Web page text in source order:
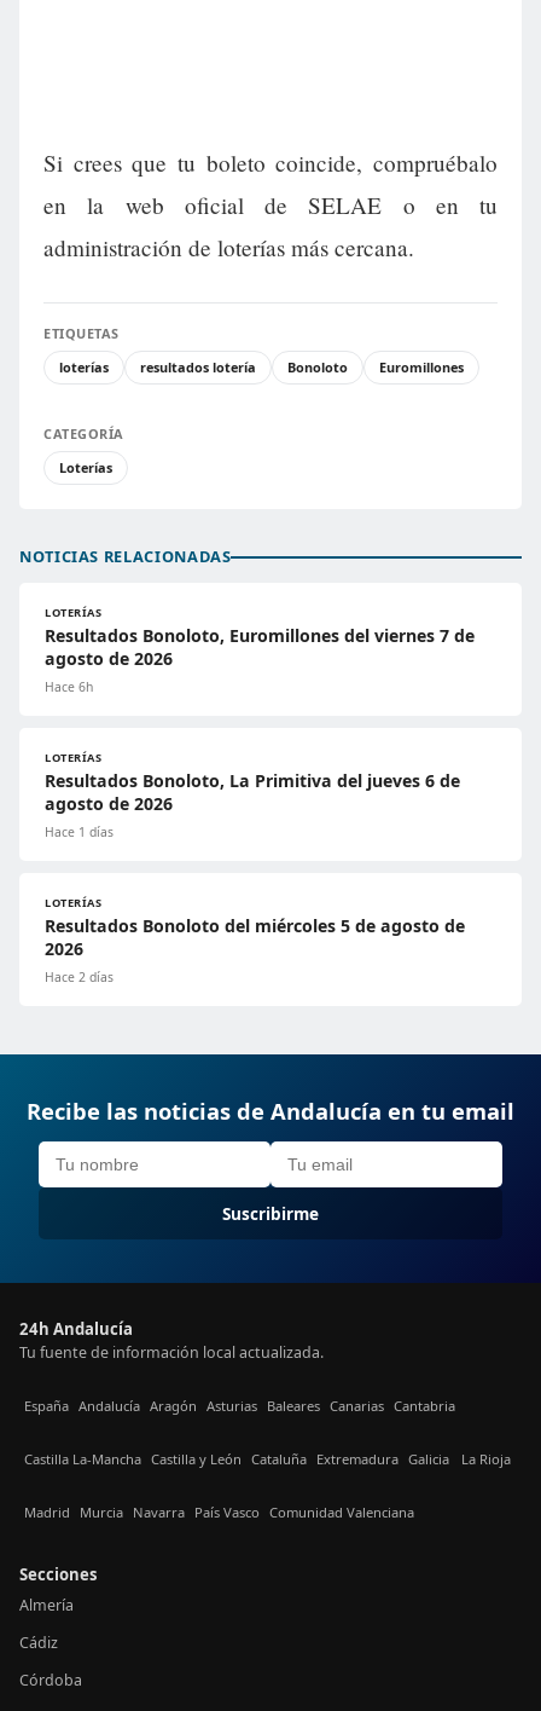
Si crees que tu boleto coincide, compruébalo
en la web oficial de SELAE o en tu
administración de loterías más cercana.
ETIQUETAS
loterías
resultados lotería Bonoloto Euromillones
CATEGORÍA
Loterías
NOTICIAS RELACIONADAS
LOTERÍAS
Resultados Bonoloto, Euromillones del viernes 7 de
agosto de 2026
Hace 6h
LOTERÍAS
Resultados Bonoloto, La Primitiva del jueves 6 de
agosto de 2026
Hace 1 días
LOTERÍAS
Resultados Bonoloto del miércoles 5 de agosto de
2026
Hace 2 días
Recibe las noticias de Andalucía en tu email
Suscribirme
24h Andalucía
Tu fuente de información local actualizada.
España Andalucía Aragón Asturias Baleares Canarias Cantabria
Castilla La-Mancha Castilla y León Cataluña Extremadura Galicia La Rioja
Madrid Murcia Navarra País Vasco Comunidad Valenciana
Secciones
Almería
Cádiz
Córdoba